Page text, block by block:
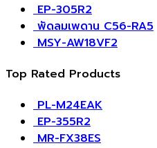
EP-305R2
​พัดลมเพดาน C56-RA5
MSY-AW18VF2
Top Rated Products
PL-M24EAK
EP-355R2
MR-FX38ES